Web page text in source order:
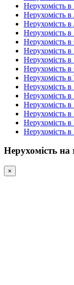
Нерухомість в
Нерухомість в
Нерухомість в
Нерухомість в
Нерухомість в
Нерухомість в
Нерухомість в
Нерухомість в
Нерухомість в
Нерухомість в
Нерухомість в
Нерухомість в
Нерухомість в
Нерухомість в
Нерухомість в
Нерухомість на
×